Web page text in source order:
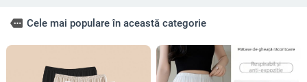
more Cele mai populare în această categorie